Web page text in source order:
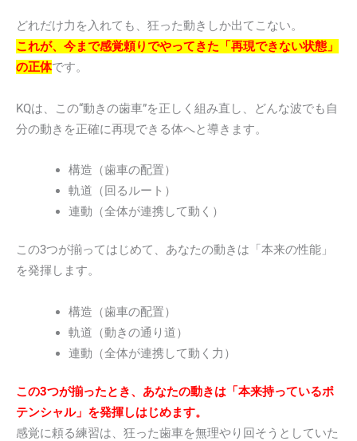
どれだけ力を入れても、狂った動きしか出てこない。
これが、今まで感覚頼りでやってきた「再現できない状態」
の正体です。
KQは、この“動きの歯車”を正しく組み直し、どんな波でも自
分の動きを正確に再現できる体へと導きます。
構造（歯車の配置）
軌道（回るルート）
連動（全体が連携して動く）
この3つが揃ってはじめて、あなたの動きは「本来の性能」
を発揮します。
構造（歯車の配置）
軌道（動きの通り道）
連動（全体が連携して動く力）
この3つが揃ったとき、あなたの動きは「本来持っているポ
テンシャル」を発揮しはじめます。
感覚に頼る練習は、狂った歯車を無理やり回そうとしていた